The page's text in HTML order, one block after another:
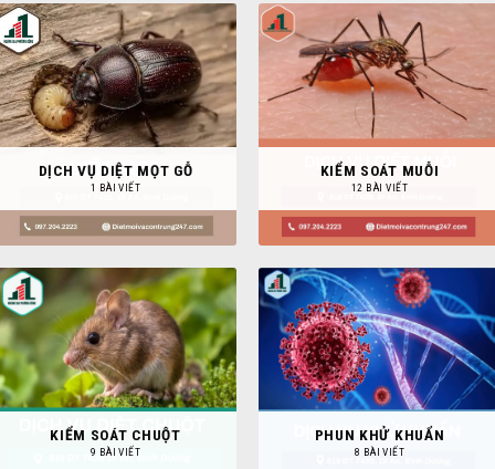
DỊCH VỤ DIỆT MỌT GỖ
1 BÀI VIẾT
KIỂM SOÁT MUỖI
12 BÀI VIẾT
KIỂM SOÁT CHUỘT
9 BÀI VIẾT
PHUN KHỬ KHUẨN
8 BÀI VIẾT